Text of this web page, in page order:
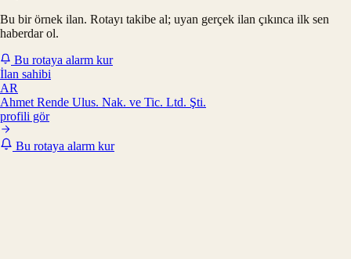
Bu bir örnek ilan. Rotayı takibe al; uyan gerçek ilan çıkınca ilk sen
haberdar ol.
Bu rotaya alarm kur
İlan sahibi
AR
Ahmet Rende Ulus. Nak. ve Tic. Ltd. Şti.
profili gör
Bu rotaya alarm kur